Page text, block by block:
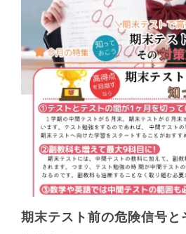
期末テスト前の危険信号と